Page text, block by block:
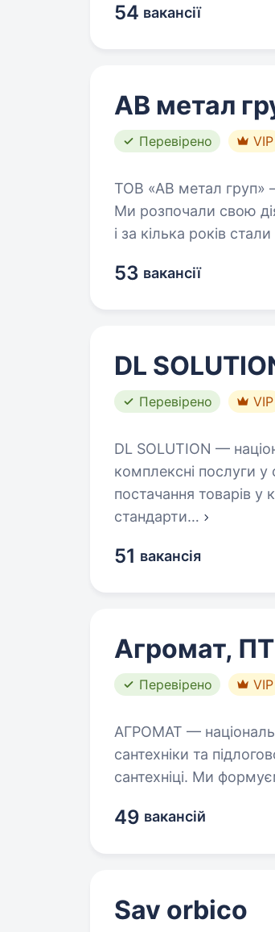
54 вакансії
АВ метал
Перевірено VIP
ТОВ «АВ метал груп»
Ми розпочали свою
і за кілька років
53 вакансії
DL
Перевірено VIP
DL SOLUTION —
комплексні послуги у
постачання товарів у
стандарти…
51 вакансія
Агромат,
Перевірено VIP
АГРОМАТ —
сантехніки та
сантехніці. Ми
49 вакансій
Sav orbico